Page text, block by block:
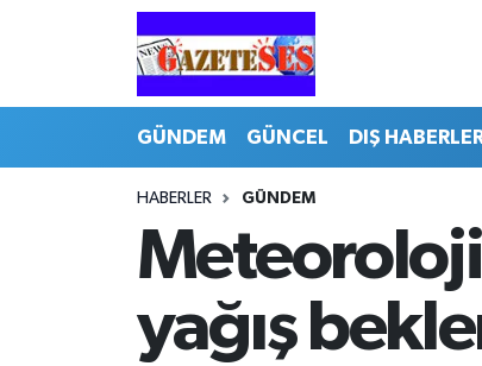
GÜNDEM GÜNCEL DIŞ
HABERLER GÜNDEM
yağış